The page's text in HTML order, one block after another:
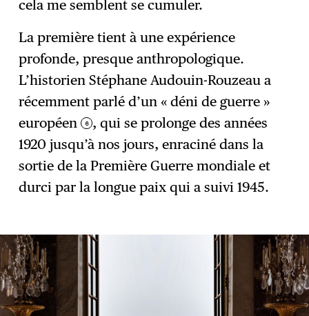
cela me semblent se cumuler.
La première tient à une expérience
profonde, presque anthropologique.
L’historien Stéphane Audouin-Rouzeau a
récemment parlé d’un « déni de guerre »
européen 6 , qui se prolonge des années
1920 jusqu’à nos jours, enraciné dans la
sortie de la Première Guerre mondiale et
durci par la longue paix qui a suivi 1945.